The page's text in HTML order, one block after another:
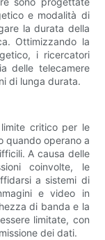
e modalità di
la durata della
Ottimizzando la
i ricercatori
delle telecamere
di lunga durata.
critico per le
quando operano a
A causa delle
coinvolte, le
a sistemi di
e video in
di banda e la
limitate, con
dei dati.